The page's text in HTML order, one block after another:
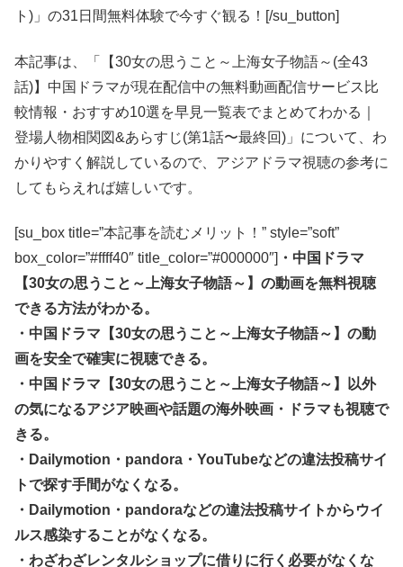
ト)」の31日間無料体験で今すぐ観る！[/su_button]
本記事は、「【30女の思うこと～上海女子物語～(全43
話)】中国ドラマが現在配信中の無料動画配信サービス比
較情報・おすすめ10選を早見一覧表でまとめてわかる｜
登場人物相関図&あらすじ(第1話〜最終回)」について、わ
かりやすく解説しているので、アジアドラマ視聴の参考に
してもらえれば嬉しいです。
[su_box title=”本記事を読むメリット！” style=”soft”
box_color=”#ffff40″ title_color=”#000000″] ・中国ドラマ
【30女の思うこと～上海女子物語～】の動画を無料視聴
できる方法がわかる。
・中国ドラマ【30女の思うこと～上海女子物語～】の動
画を安全で確実に視聴できる。
・中国ドラマ【30女の思うこと～上海女子物語～】以外
の気になるアジア映画や話題の海外映画・ドラマも視聴で
きる。
・Dailymotion・pandora・YouTubeなどの違法投稿サイ
トで探す手間がなくなる。
・Dailymotion・pandoraなどの違法投稿サイトからウイ
ルス感染することがなくなる。
・わざわざレンタルショップに借りに行く必要がなくな